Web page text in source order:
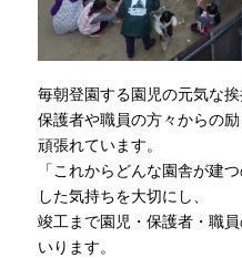
毎朝登園する園児の元気な挨
保護者や職員の方々からの
頑張れています。
「これからどんな園舎が建
した気持ちを大切にし、
竣工まで園児・保護者・職
いります。